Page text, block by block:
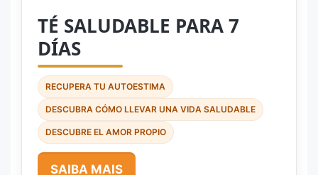
TÉ SALUDABLE PARA 7
DÍAS
RECUPERA TU AUTOESTIMA
DESCUBRA CÓMO LLEVAR UNA VIDA SALUDABLE
DESCUBRE EL AMOR PROPIO
SAIBA MAIS